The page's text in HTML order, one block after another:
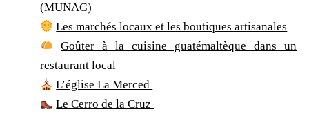
(MUNAG)
Les marchés locaux et les boutiques artisanales
Goûter à la cuisine guatémaltèque dans un
restaurant local
L’église La Merced
Le Cerro de la Cruz